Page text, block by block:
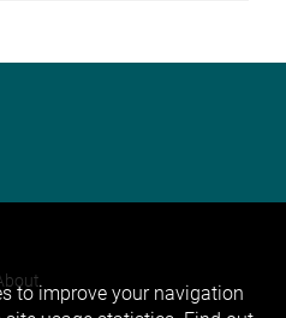
to improve your navigation